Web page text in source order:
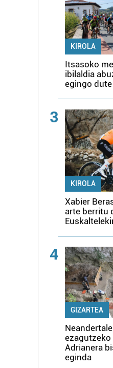
KIROLA
Itsasoko
ibilaldia
egingo dute
3
KIROLA
Xabier
arte berritu
4
GIZARTEA
ezagutzeko
Adrianera
eginda